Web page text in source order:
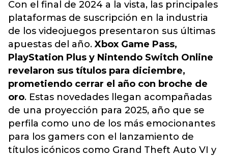
Con el final de 2024 a la vista, las principales
plataformas de suscripción en la industria
de los videojuegos presentaron sus últimas
apuestas del año.Xbox Game Pass,
PlayStation Plus y Nintendo Switch Online
revelaron sus títulos para diciembre,
prometiendo cerrar el año con broche de
oro. Estas novedades llegan acompañadas
de una proyección para 2025, año que se
perfila como uno de los más emocionantes
para los gamers con el lanzamiento de
títulos icónicos como Grand Theft Auto VI y